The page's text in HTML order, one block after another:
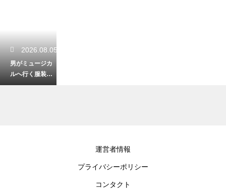
2026.08.05
男がミュージカ
ルへ行く服装
は？浮かずに楽
運営者情報
プライバシーポリシー
コンタクト